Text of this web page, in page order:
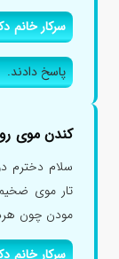
سرکار خانم
پاسخ دادند.
کندن موی
سلام دخترم
تار موی
مودن چون
سرکار خانم